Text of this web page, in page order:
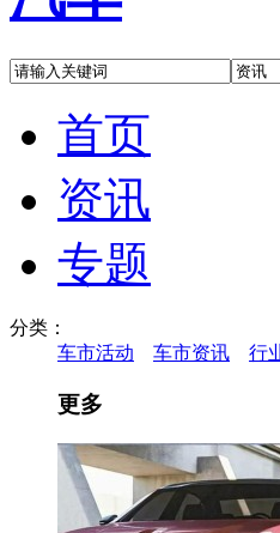
首页
资讯
专题
分类：
车市活动
车市资讯 行
更多